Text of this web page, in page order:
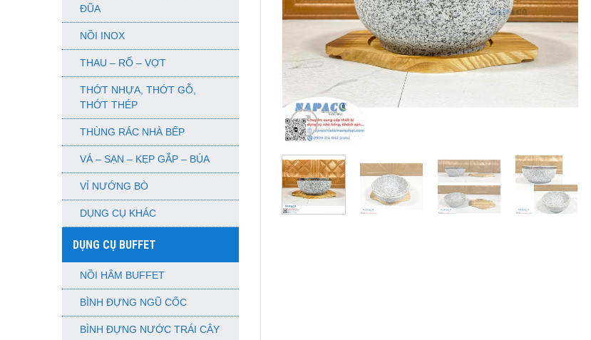
ĐŨA
NỒI INOX
THAU – RỔ – VỢT
THỚT NHỰA, THỚT GỖ,
THỚT THÉP
THÙNG RÁC NHÀ BẾP
VÁ – SẠN – KẸP GẮP – BÚA
VỈ NƯỚNG BÒ
DỤNG CỤ KHÁC
DỤNG CỤ BUFFET
NỒI HÂM BUFFET
BÌNH ĐỰNG NGŨ CỐC
BÌNH ĐỰNG NƯỚC TRÁI CÂY